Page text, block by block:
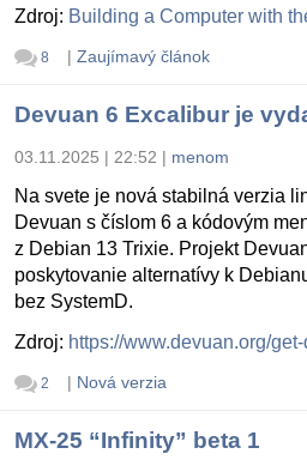
Zdroj: Building a Computer with
8 | Zaujímavý článok
Devuan 6 Excalibur je
03.11.2025 | 22:52 | menom
Na svete je nová stabilná verzia
Devuan s číslom 6 a kódovým
z Debian 13 Trixie. Projekt
poskytovanie alternatívy k
bez SystemD.
Zdroj: https://www.devuan.org/
2 | Nová verzia
MX-25 “Infinity” beta 1